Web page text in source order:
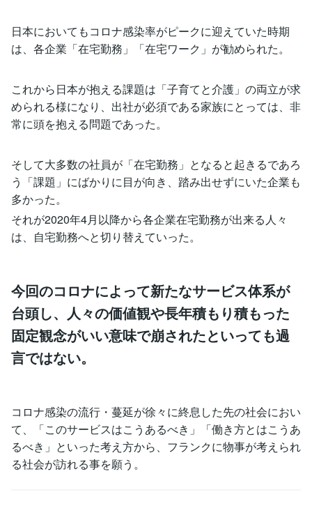
日本においてもコロナ感染率がピークに迎えていた時期
は、各企業「在宅勤務」「在宅ワーク」が勧められた。
これから日本が抱える課題は「子育てと介護」の両立が求
められる様になり、出社が必須である家族にとっては、非
常に頭を抱える問題であった。
そして大多数の社員が「在宅勤務」となると起きるであろ
う「課題」にばかりに目が向き、踏み出せずにいた企業も
多かった。
それが2020年4月以降から各企業在宅勤務が出来る人々
は、自宅勤務へと切り替えていった。
今回のコロナによって新たなサービス体系が
台頭し、人々の価値観や長年積もり積もった
固定観念がいい意味で崩されたといっても過
言ではない。
コロナ感染の流行・蔓延が徐々に終息した先の社会におい
て、「このサービスはこうあるべき」「働き方とはこうあ
るべき」といった考え方から、フランクに物事が考えられ
る社会が訪れる事を願う。